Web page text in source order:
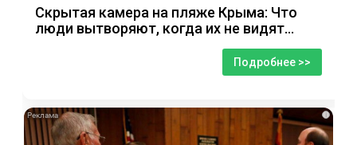
Скрытая камера на пляже Крыма: Что
люди вытворяют, когда их не видят...
Подробнее >>
i